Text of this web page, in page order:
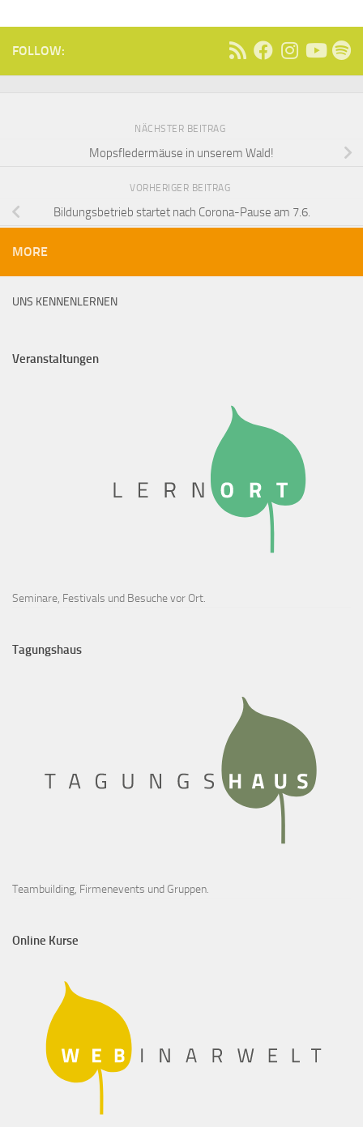
FOLLOW:
NÄCHSTER BEITRAG
Mopsfledermäuse in unserem Wald!
VORHERIGER BEITRAG
Bildungsbetrieb startet nach Corona-Pause am 7.6.
MORE
UNS KENNENLERNEN
Veranstaltungen
Seminare, Festivals und Besuche vor Ort.
Tagungshaus
Teambuilding, Firmenevents und Gruppen.
Online Kurse